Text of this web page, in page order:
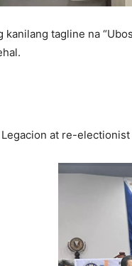
kanilang tagline na
at re-